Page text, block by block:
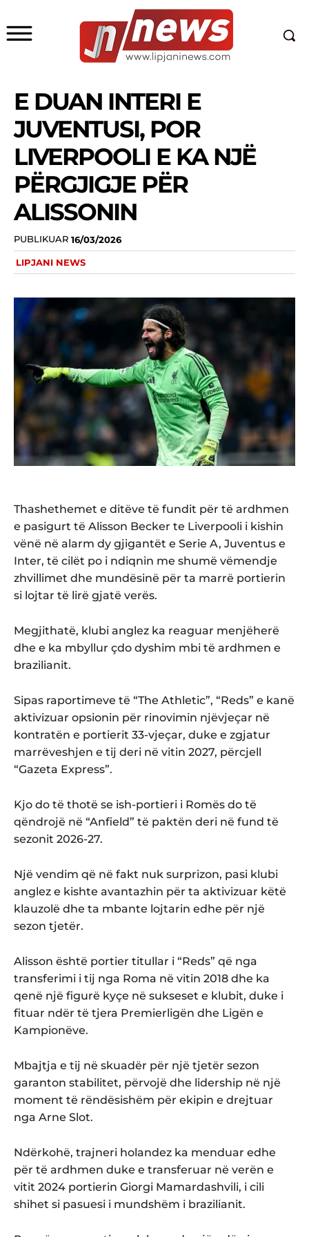
E DUAN INTERI E
JUVENTUSI, POR
LIVERPOOLI E KA NJË
PËRGJIGJE PËR
ALISSONIN
PUBLIKUAR 16/03/2026
LIPJANI NEWS
Thashethemet e ditëve të fundit për të ardhmen
e pasigurt të Alisson Becker te Liverpooli i kishin
vënë në alarm dy gjigantët e Serie A, Juventus e
Inter, të cilët po i ndiqnin me shumë vëmendje
zhvillimet dhe mundësinë për ta marrë portierin
si lojtar të lirë gjatë verës.
Megjithatë, klubi anglez ka reaguar menjëherë
dhe e ka mbyllur çdo dyshim mbi të ardhmen e
brazilianit.
Sipas raportimeve të “The Athletic”, “Reds” e kanë
aktivizuar opsionin për rinovimin njëvjeçar në
kontratën e portierit 33-vjeçar, duke e zgjatur
marrëveshjen e tij deri në vitin 2027, përcjell
“Gazeta Express”.
Kjo do të thotë se ish-portieri i Romës do të
qëndrojë në “Anfield” të paktën deri në fund të
sezonit 2026-27.
Një vendim që në fakt nuk surprizon, pasi klubi
anglez e kishte avantazhin për ta aktivizuar këtë
klauzolë dhe ta mbante lojtarin edhe për një
sezon tjetër.
Alisson është portier titullar i “Reds” që nga
transferimi i tij nga Roma në vitin 2018 dhe ka
qenë një figurë kyçe në sukseset e klubit, duke i
fituar ndër të tjera Premierligën dhe Ligën e
Kampionëve.
Mbajtja e tij në skuadër për një tjetër sezon
garanton stabilitet, përvojë dhe lidership në një
moment të rëndësishëm për ekipin e drejtuar
nga Arne Slot.
Ndërkohë, trajneri holandez ka menduar edhe
për të ardhmen duke e transferuar në verën e
vitit 2024 portierin Giorgi Mamardashvili, i cili
shihet si pasuesi i mundshëm i brazilianit.